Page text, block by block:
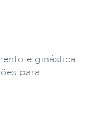
e ginástica
para